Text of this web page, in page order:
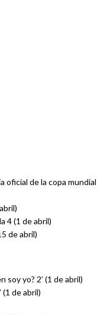
oficial de la copa mundial
4 (1 de abril)
de abril)
soy yo? 2’ (1 de abril)
(1 de abril)